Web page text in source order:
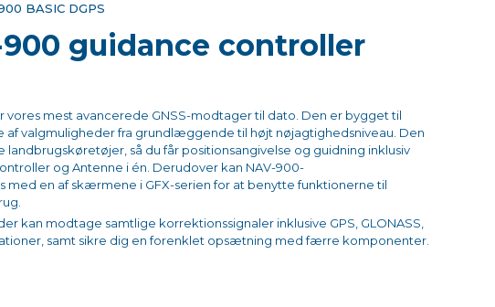
BASIC DGPS
guidance controller
vores mest avancerede GNSS-modtager til dato. Den er bygget til
af valgmuligheder fra grundlæggende til højt nøjagtighedsniveau. Den
så du får positionsangivelse og guidning inklusiv
og Antenne i én. Derudover kan NAV-900-
med en af skærmene i GFX-serien for at benytte funktionerne til
kan modtage samtlige korrektionssignaler inklusive GPS, GLONASS,
samt sikre dig en forenklet opsætning med færre komponenter.